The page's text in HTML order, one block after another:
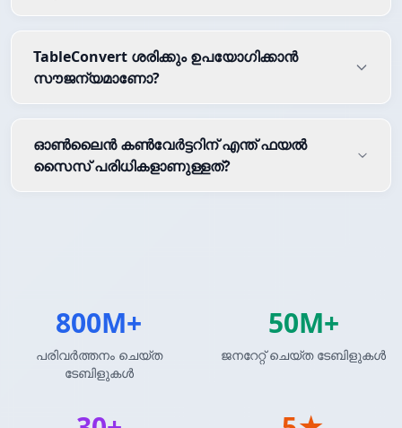
TableConvert ശരിക്കും ഉപയോഗിക്കാൻ
സൗജന്യമാണോ?
ഓൺലൈൻ കൺവേർട്ടറിന് എന്ത് ഫയൽ
സൈസ് പരിധികളാണുള്ളത്?
800M+
പരിവർത്തനം ചെയ്ത
ടേബിളുകൾ
50M+
ജനറേറ്റ് ചെയ്ത ടേബിളുകൾ